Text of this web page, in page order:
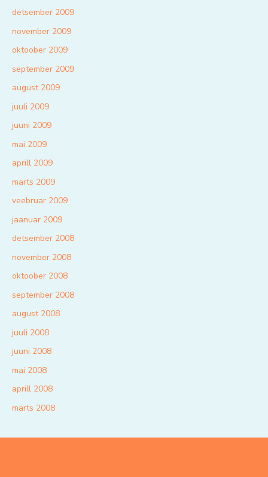
detsember 2009
november 2009
oktoober 2009
september 2009
august 2009
juuli 2009
juuni 2009
mai 2009
aprill 2009
märts 2009
veebruar 2009
jaanuar 2009
detsember 2008
november 2008
oktoober 2008
september 2008
august 2008
juuli 2008
juuni 2008
mai 2008
aprill 2008
märts 2008